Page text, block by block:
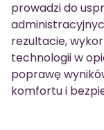
prowadzi do
rezultacie,
technologii w
poprawę
komfortu i